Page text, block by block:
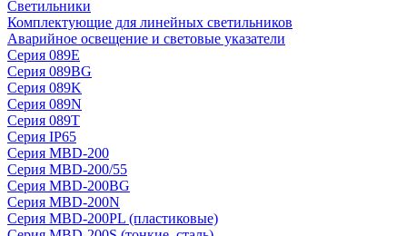
Светильники
Комплектующие для линейных светильников
Аварийное освещение и световые указатели
Серия 089E
Серия 089BG
Серия 089K
Серия 089N
Серия 089T
Серия IP65
Серия MBD-200
Серия MBD-200/55
Серия MBD-200BG
Серия MBD-200N
Серия MBD-200PL (пластиковые)